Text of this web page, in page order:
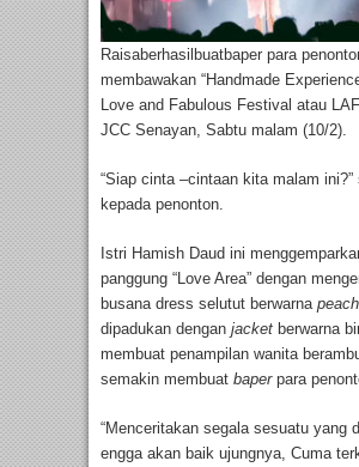
Raisaberhasilbuatbaper para
membawakan “Handmade
Love and Fabulous Festival atau
JCC Senayan, Sabtu malam (10/2).
“Siap cinta –cintaan kita malam ini?”
kepada penonton.
Istri Hamish Daud ini
panggung “Love Area” dengan
busana dress selutut berwarna peach
dipadukan dengan jacket berwarna
membuat penampilan wanita
semakin membuat baper para
“Menceritakan segala sesuatu yang
engga akan baik ujungnya, Cuma